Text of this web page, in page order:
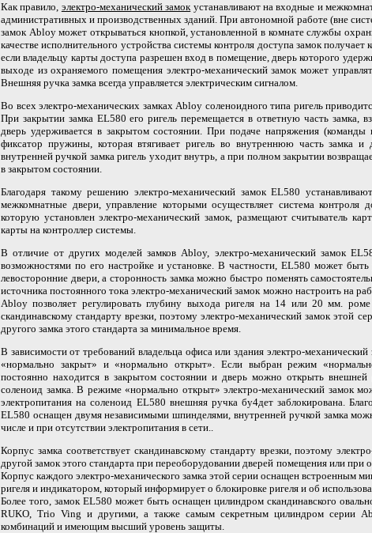
Как правило, электро-механический замокустанавливают на входные и
административных и производственных зданий. При автономной работе (вне
замок Abloy может открываться кнопкой, установленной в комнате службы
качестве исполнительного устройства системы контроля доступа замок
если владельцу карты доступа разрешен вход в помещение, дверь которого
выходе из охраняемого помещения электро-механический замок может
Внешняя ручка замка всегда управляется электрическим сигналом.
Во всех электро-механических замках Abloy соленоидного типа ригель
При закрытии замка EL580 его ригель перемещается в ответную часть замка,
дверь удерживается в закрытом состоянии. При подаче напряжения
фиксатор пружины, которая втягивает ригель во внутреннюю часть замка и
внутренней ручкой замка ригель уходит внутрь, а при полном закрытии
в закрытом состоянии.
Благодаря такому решению электро-механический замок EL580
межкомнатные двери, управление которыми осуществляет система
которую установлен электро-механический замок, размещают считыватель
карты на контроллер системы.
В отличие от других моделей замков Abloy, электро-механический замок
возможностями по его настройке и установке. В частности, EL580 может быть
левосторонние двери, а сторонность замка можно быстро поменять
источника постоянного тока электро-механический замок можно настроить на
Abloy позволяет регулировать глубину выхода ригеля на 14 или 20 мм.
скандинавскому стандарту врезки, поэтому электро-механический замок этой
другого замка этого стандарта за минимальное время.
В зависимости от требований владельца офиса или здания электро-
«нормально закрыт» и «нормально открыт». Если выбран режим
постоянно находится в закрытом состоянии и дверь можно открыть
соленоид замка. В режиме «нормально открыт» электро-механический замок
электропитания на соленоид EL580 внешняя ручка бу4дет заблокирована.
EL580 оснащен двумя независимыми шпинделями, внутренней ручкой замка
числе и при отсутствии электропитания в сети..
Корпус замка соответствует скандинавскому стандарту врезки, поэтому
другой замок этого стандарта при переоборудовании дверей помещения или при
Корпус каждого электро-механического замка этой серии оснащен встроенным
ригеля и индикатором, который информирует о блокировке ригеля и об
Более того, замок EL580 может быть оснащен цилиндром скандинавского
RUKO, Trio Ving и другими, а также самым секретным цилиндром серии
комбинаций и имеющим высший уровень защиты.